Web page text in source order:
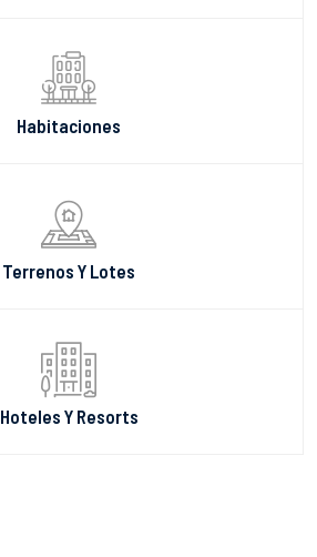
Habitaciones
Terrenos Y Lotes
Hoteles Y Resorts